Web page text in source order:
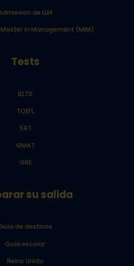
de LLM
in Management (MiM)
Tests
IELTS
TOEFL
SAT
GMAT
GRE
su salida
de destinos
Guía escolar
Reino Unido